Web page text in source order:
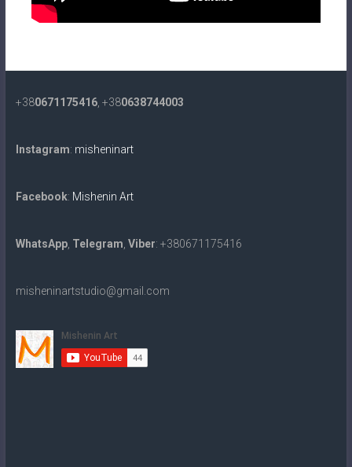
+380671175416, +380638744003
Instagram: misheninart
Facebook: Mishenin Art
WhatsApp, Telegram Viber: +380671175416
misheninartstudio@gmail.com